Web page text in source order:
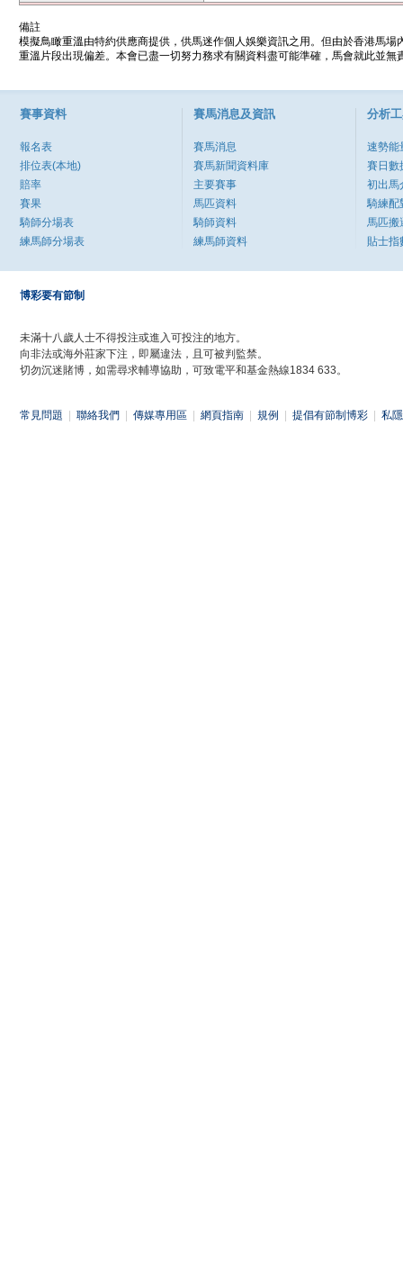
備註
模擬鳥瞰重溫由特約供應商提供，供馬迷作個人娛樂資訊之用。但由於香港馬
重溫片段出現偏差。本會已盡一切努力務求有關資料盡可能準確，馬會就此並
賽事資料
報名表
排位表(本地)
賠率
賽果
騎師分場表
練馬師分場表
賽馬消息及資訊
賽馬消息
賽馬新聞資料庫
主要賽事
馬匹資料
騎師資料
練馬師資料
分析
速勢能
賽日數
初出馬
騎練配
馬匹搬
貼士指
博彩要有節制
未滿十八歲人士不得投注或進入可投注的地方。
向非法或海外莊家下注，即屬違法，且可被判監禁。
切勿沉迷賭博，如需尋求輔導協助，可致電平和基金熱線1834 633。
常見問題 聯絡我們 傳媒專用區 網頁指南 規例 提倡有節制博彩 私